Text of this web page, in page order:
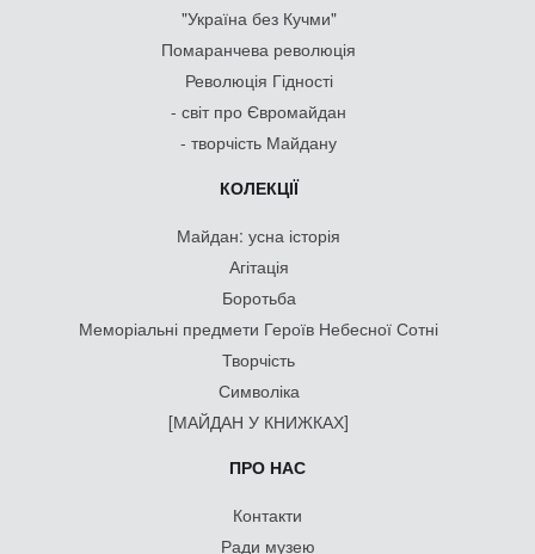
"Україна без Кучми"
Помаранчева революція
Революція Гідності
- світ про Євромайдан
- творчість Майдану
КОЛЕКЦІЇ
Майдан: усна історія
Агітація
Боротьба
Меморіальні предмети Героїв Небесної Сотні
Творчість
Символіка
[МАЙДАН У КНИЖКАХ]
ПРО НАС
Контакти
Ради музею